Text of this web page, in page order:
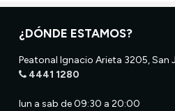
¿DÓNDE ESTAMOS?
Peatonal Ignacio Arieta 3205, San
4441 1280
lun a sab de 09:30 a 20:00